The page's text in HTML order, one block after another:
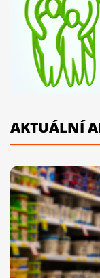
AKTUÁLNÍ